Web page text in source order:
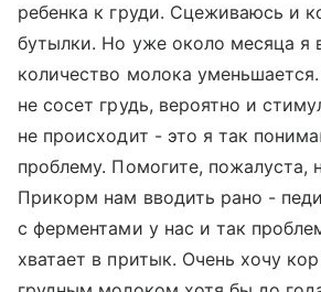
ребенка к груди. Сцеживаюсь и
бутылки. Но уже около месяца я
количество молока
не сосет грудь, вероятно и
не происходит - это я так
проблему. Помогите, пожалуста,
Прикорм нам вводить рано -
с ферментами у нас и так
хватает в притык. Очень хочу